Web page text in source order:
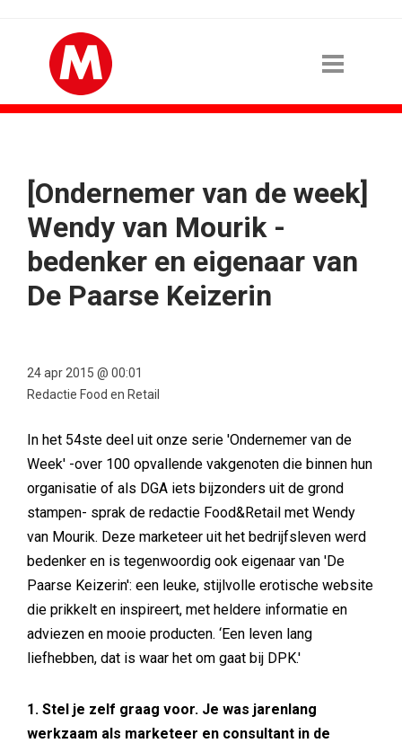
[Ondernemer van de week]
Wendy van Mourik -
bedenker en eigenaar van
De Paarse Keizerin
24 apr 2015 @ 00:01
Redactie Food en Retail
In het 54ste deel uit onze serie 'Ondernemer van de
Week' -over 100 opvallende vakgenoten die binnen hun
organisatie of als DGA iets bijzonders uit de grond
stampen- sprak de redactie Food&Retail met Wendy
van Mourik. Deze marketeer uit het bedrijfsleven werd
bedenker en is tegenwoordig ook eigenaar van 'De
Paarse Keizerin': een leuke, stijlvolle erotische website
die prikkelt en inspireert, met heldere informatie en
adviezen en mooie producten. ‘Een leven lang
liefhebben, dat is waar het om gaat bij DPK.'
1. Stel je zelf graag voor. Je was jarenlang
werkzaam als marketeer en consultant in de